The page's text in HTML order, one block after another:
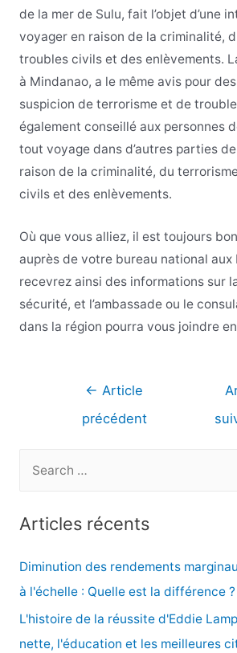
de la mer de Sulu, fait l’objet d’une
voyager en raison de la criminalité,
troubles civils et des enlèvements.
à Mindanao, a le même avis pour
suspicion de terrorisme et de
également conseillé aux personnes
tout voyage dans d’autres parties
raison de la criminalité, du
civils et des enlèvements.
Où que vous alliez, il est toujours
auprès de votre bureau national aux
recevrez ainsi des informations sur
sécurité, et l’ambassade ou le
dans la région pourra vous joindre
Navigation
l’article
← Article
précédent
e
r
c
Articles récents
Diminution des rendements
à l'échelle : Quelle est la différence ?
L'histoire de la réussite d'Eddie
nette, l'éducation et les meilleures